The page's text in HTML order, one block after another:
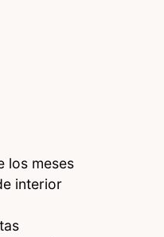
los meses
interior